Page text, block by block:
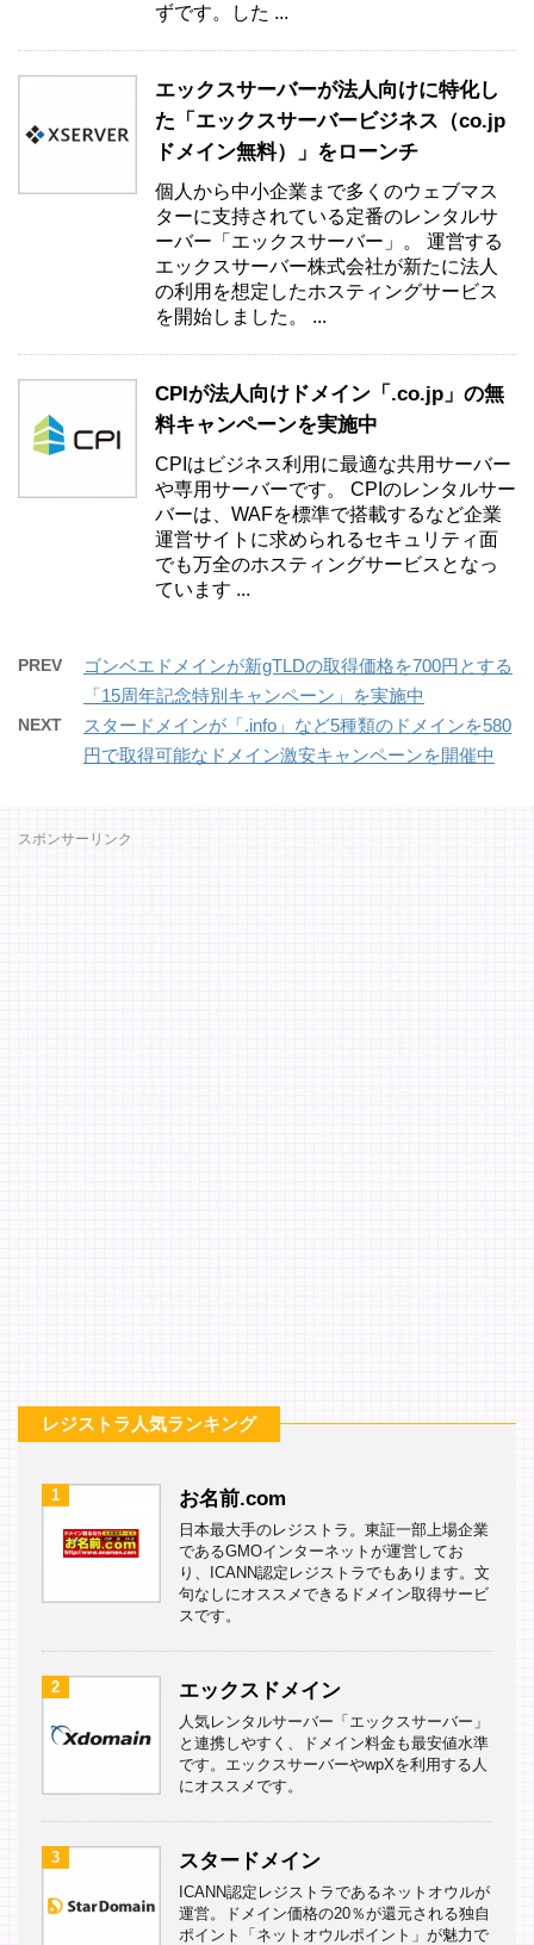
ずです。した ...
エックスサーバーが法人向けに特化し
た「エックスサーバービジネス（co.jp
ドメイン無料）」をローンチ
個人から中小企業まで多くのウェブマス
ターに支持されている定番のレンタルサ
ーバー「エックスサーバー」。 運営する
エックスサーバー株式会社が新たに法人
の利用を想定したホスティングサービス
を開始しました。 ...
CPIが法人向けドメイン「.co.jp」の無
料キャンペーンを実施中
CPIはビジネス利用に最適な共用サーバー
や専用サーバーです。 CPIのレンタルサー
バーは、WAFを標準で搭載するなど企業
運営サイトに求められるセキュリティ面
でも万全のホスティングサービスとなっ
ています ...
PREV
ゴンベエドメインが新gTLDの取得価格を700円とする
「15周年記念特別キャンペーン」を実施中
NEXT
スタードメインが「.info」など5種類のドメインを580
円で取得可能なドメイン激安キャンペーンを開催中
スポンサーリンク
レジストラ人気ランキング
1 お名前.com
日本最大手のレジストラ。東証一部上場企業
であるGMOインターネットが運営してお
り、ICANN認定レジストラでもあります。文
句なしにオススメできるドメイン取得サービ
スです。
2 エックスドメイン
人気レンタルサーバー「エックスサーバー」
と連携しやすく、ドメイン料金も最安値水準
です。エックスサーバーやwpXを利用する人
にオススメです。
3 スタードメイン
ICANN認定レジストラであるネットオウルが
運営。ドメイン価格の20％が還元される独自
ポイント「ネットオウルポイント」が魅力で